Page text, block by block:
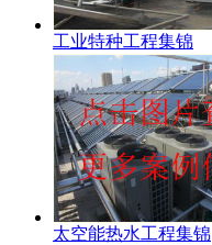
工业特种工程集锦
太空能热水工程集锦